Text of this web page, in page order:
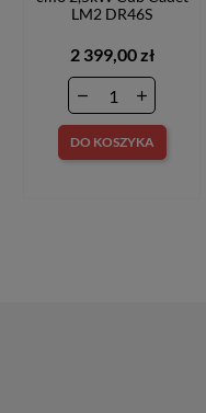
LM2 DR46S
2 399,00 zł
DO KOSZYKA